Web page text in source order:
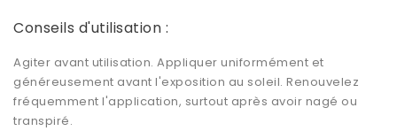
Conseils d'utilisation :
Agiter avant utilisation. Appliquer uniformément et
généreusement avant l'exposition au soleil. Renouvelez
fréquemment l'application, surtout après avoir nagé ou
transpiré.